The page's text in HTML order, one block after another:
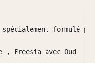
spécialement
, Freesia avec Oud